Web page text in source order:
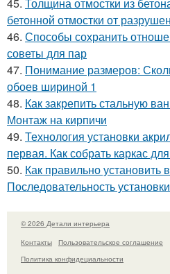
45. Толщина отмостки из
бетонной отмостки от
46. Способы сохранить
советы для пар
47. Понимание размеров:
обоев шириной 1
48. Как закрепить стальную
Монтаж на кирпичи
49. Технология установки
первая. Как собрать каркас
50. Как правильно установить
Последовательность установки
© 2026 Детали интерьера
Контакты
Пользовательское соглашение
Политика конфидециальности